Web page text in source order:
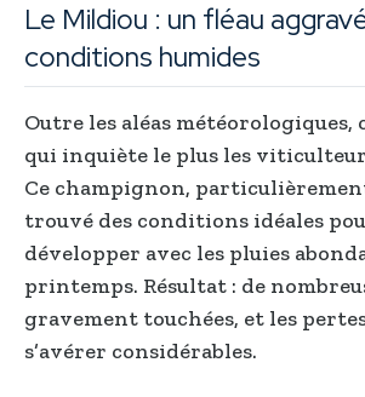
Le Mildiou : un fléau
conditions humides
Outre les aléas météorologiques,
qui inquiète le plus les
Ce champignon,
trouvé des conditions idéales
développer avec les pluies
printemps. Résultat : de
gravement touchées, et les
s’avérer considérables.